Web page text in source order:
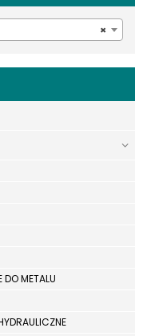
×
DO METALU